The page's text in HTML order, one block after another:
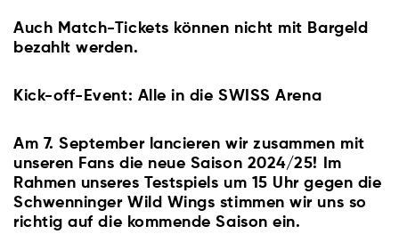
Auch Match-Tickets können nicht mit Bargeld
bezahlt werden.
Kick-off-Event: Alle in die SWISS Arena
Am 7. September lancieren wir zusammen mit
unseren Fans die neue Saison 2024/25! Im
Rahmen unseres Testspiels um 15 Uhr gegen die
Schwenninger Wild Wings stimmen wir uns so
richtig auf die kommende Saison ein.